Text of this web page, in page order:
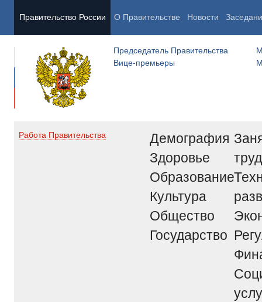
Правительство России О Правительстве Новости
Председатель Правительства
Вице-премьеры
Работа Правительства
Демография
Здоровье
Образование
Культура
Общество
Государство
труд